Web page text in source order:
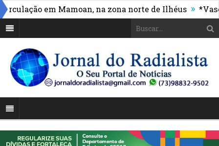
em Mamoan, na zona norte de Ilhéus » *Vasco